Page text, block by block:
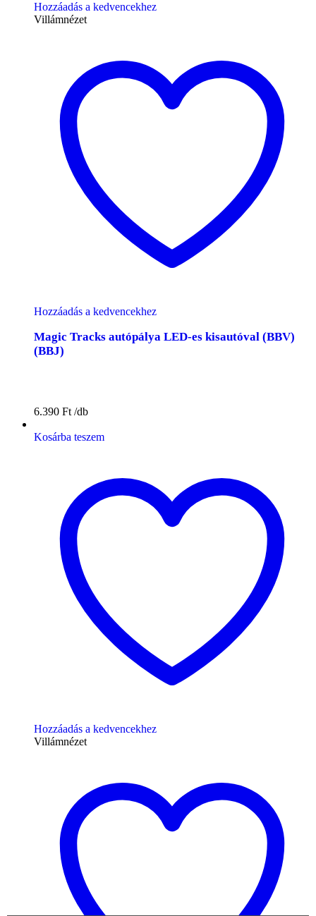
Hozzáadás a kedvencekhez
Villámnézet
Hozzáadás a kedvencekhez
Magic Tracks autópálya LED-es kisautóval (BBV)
(BBJ)
6.390 Ft
Kosárba teszem
Hozzáadás a kedvencekhez
Villámnézet